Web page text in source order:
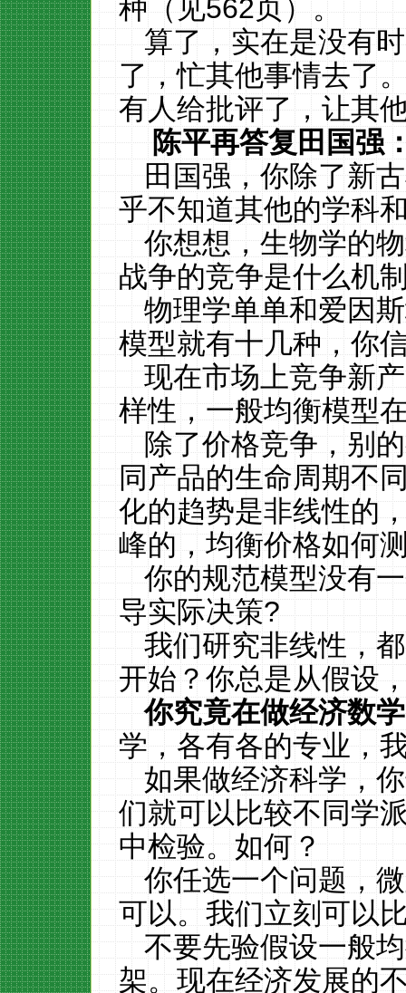
种（见562页）。
算了，实在是没有
了，忙其他事情去了
有人给批评了，让其
陈平再答复田国强
田国强，你除了新
乎不知道其他的学科
你想想，生物学的
战争的竞争是什么机
物理学单单和爱因
模型就有十几种，你
现在市场上竞争新
样性，一般均衡模型
除了价格竞争，别
同产品的生命周期不
化的趋势是非线性的
峰的，均衡价格如何
你的规范模型没有
导实际决策?
我们研究非线性，
开始？你总是从假设
你究竟在做经济数
学，各有各的专业，
如果做经济科学，
们就可以比较不同学
中检验。如何？
你任选一个问题，
可以。我们立刻可以
不要先验假设一般
架。现在经济发展的